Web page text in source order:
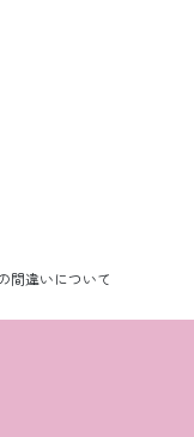
間違いについて